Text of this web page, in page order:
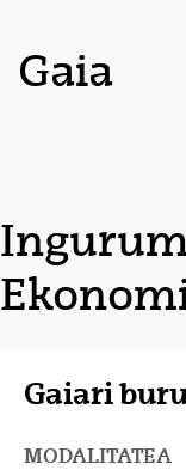
Gaia
Gaiari
MODALITATEA